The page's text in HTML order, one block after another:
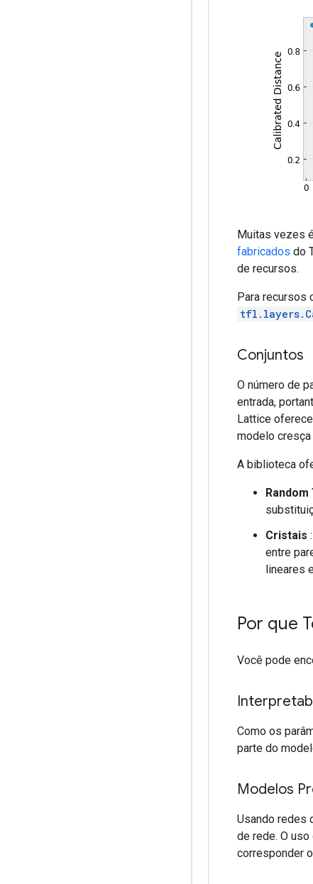
Muitas vezes
fabricados do
de recursos.
Para recursos
Conjuntos
O número de
entrada,
Lattice
modelo cresça
A biblioteca
Cristais
entre
lineares
Por que
Você pode
Como os
parte do
Modelos
Usando redes
de rede. O
corresponder